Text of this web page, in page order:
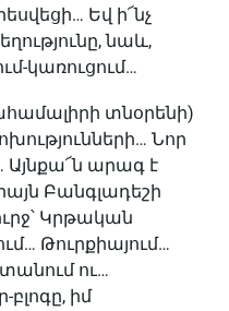
Եվ ի՜նչ
նաև,
կառուցում…
տնօրենի)
Նոր
արագ է
Բանգլադեշի
Կրթական
Թուրքիայում…
ու…
իմ